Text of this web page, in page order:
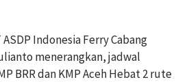
Indonesia Ferry Cabang
menerangkan, jadwal
BRR dan KMP Aceh Hebat 2 rute